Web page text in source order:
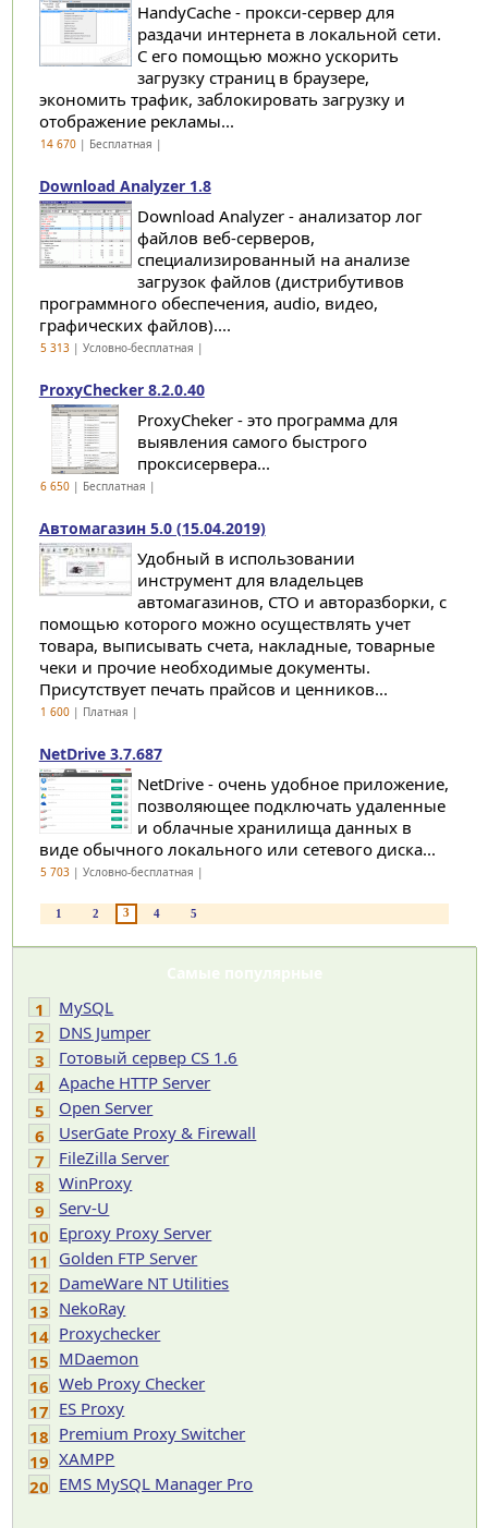
HandyCache - прокси-сервер для
раздачи интернета в локальной сети.
С его помощью можно ускорить
загрузку страниц в браузере,
экономить трафик, заблокировать загрузку и
отображение рекламы...
14 670| Бесплатная |
Download Analyzer 1.8
Download Analyzer - анализатор лог
файлов веб-серверов,
специализированный на анализе
загрузок файлов (дистрибутивов
программного обеспечения, audio, видео,
графических файлов)....
5 313| Условно-бесплатная |
ProxyChecker 8.2.0.40
ProxyCheker - это программа для
выявления самого быстрого
проксисервера...
6 650| Бесплатная |
Автомагазин 5.0 (15.04.2019)
Удобный в использовании
инструмент для владельцев
автомагазинов, СТО и авторазборки, с
помощью которого можно осуществлять учет
товара, выписывать счета, накладные, товарные
чеки и прочие необходимые документы.
Присутствует печать прайсов и ценников...
1 600| Платная |
NetDrive 3.7.687
NetDrive - очень удобное приложение,
позволяющее подключать удаленные
и облачные хранилища данных в
виде обычного локального или сетевого диска...
5 703| Условно-бесплатная |
1 2 3 4 5
Самые популярные
1
MySQL
2
DNS Jumper
3
Готовый сервер CS 1.6
4
Apache HTTP Server
5
Open Server
6
UserGate Proxy & Firewall
7
FileZilla Server
8
WinProxy
9
Serv-U
10 Eproxy Proxy Server
11 Golden FTP Server
12 DameWare NT Utilities
13 NekoRay
14 Proxychecker
15 MDaemon
16 Web Proxy Checker
17 ES Proxy
18 Premium Proxy Switcher
19 XAMPP
20 EMS MySQL Manager Pro